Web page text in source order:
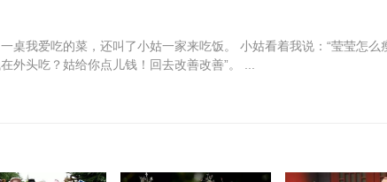
桌我爱吃的菜，还叫了小姑一家来吃饭。 小姑看着我说：“莹莹怎么
外头吃？姑给你点儿钱！回去改善改善”。 ...